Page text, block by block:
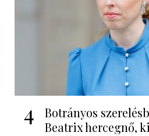
4
Botrányos
Beatrix hercegnő,